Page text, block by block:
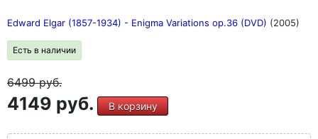
Edward Elgar (1857-1934) - Enigma Variations op.36 (DVD) (2005)
Есть в наличии
6499руб.
4149 руб. В корзину